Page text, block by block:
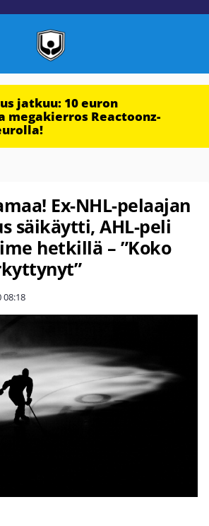
jatkuu: 10 euron
megakierros Reactoonz-
Ex-NHL-pelaajan
säikäytti, AHL-peli
hetkillä – ”Koko
08:18